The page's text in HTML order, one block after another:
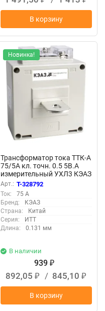
В корзину
Новинка!
Трансформатор тока ТТК-А
75/5А кл. точн. 0.5 5В.А
измерительный УХЛ3 КЭАЗ
219612
Арт.: T-328792
Ток:
75 А
Бренд:
КЭАЗ
Страна:
Китай
Серия:
ИТТ
Длина:
0.131 мм
В наличии
939 ₽
892,05 ₽ / 845,10 ₽
В корзину